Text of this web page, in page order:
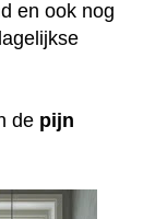
en ook nog
de pijn